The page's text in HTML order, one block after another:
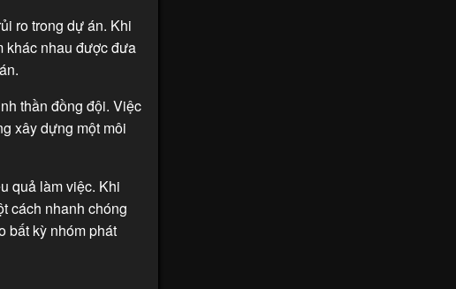
ro trong dự án. Khi
khác nhau được đưa
thần đồng đội. Việc
xây dựng một môi
quả làm việc. Khi
cách nhanh chóng
bất kỳ nhóm phát